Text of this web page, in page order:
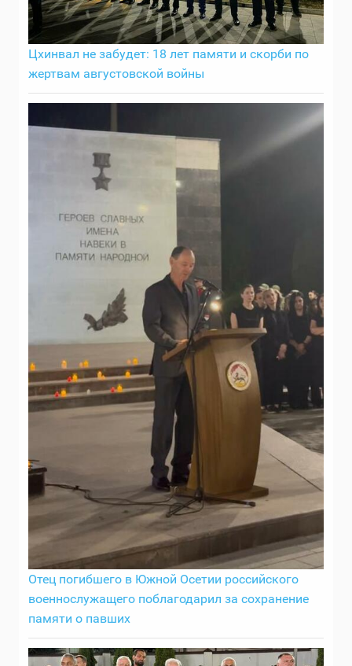
Цхинвал не забудет: 18 лет памяти и скорби по
жертвам августовской войны
Отец погибшего в Южной Осетии российского
военнослужащего поблагодарил за сохранение
памяти о павших